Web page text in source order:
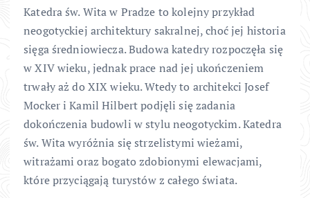
Katedra św. Wita w Pradze to kolejny przykład
neogotyckiej architektury sakralnej, choć jej historia
sięga średniowiecza. Budowa katedry rozpoczęła się
w XIV wieku, jednak prace nad jej ukończeniem
trwały aż do XIX wieku. Wtedy to architekci Josef
Mocker i Kamil Hilbert podjęli się zadania
dokończenia budowli w stylu neogotyckim. Katedra
św. Wita wyróżnia się strzelistymi wieżami,
witrażami oraz bogato zdobionymi elewacjami,
które przyciągają turystów z całego świata.